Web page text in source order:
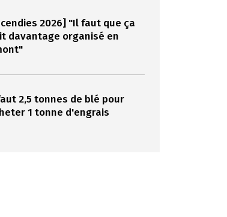
2026] "Il faut que ça
davantage organisé en
2,5 tonnes de blé pour
1 tonne d'engrais